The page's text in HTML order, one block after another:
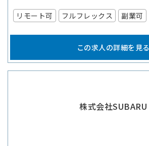
リモート可 フルフレックス 副業可
この求人の詳細を見る
株式会社SUBARU